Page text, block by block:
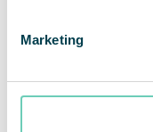
Marketing
Medicine (SOM).
andra som tar del av
undervisningen vid
Under de senaste tre